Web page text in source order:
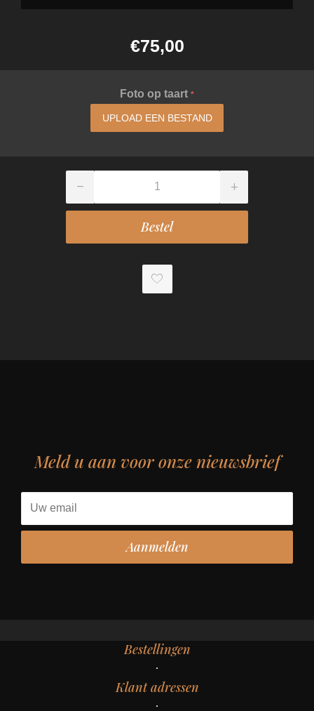
€75,00
Foto op taart *
UPLOAD EEN BESTAND
Meld u aan voor onze nieuwsbrief
Bestellingen
Klant adressen